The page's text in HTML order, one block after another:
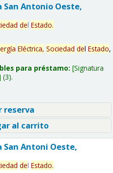
Antonio Oeste,
del Estado.
Eléctrica, Sociedad del Estado,
para préstamo: Signatura
(3).
reserva
al carrito
Antoni Oeste,
del Estado.